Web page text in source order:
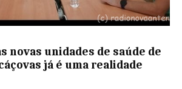
novas unidades de saúde de
já é uma realidade